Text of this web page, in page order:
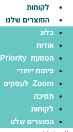
לקוחות
המוצרים שלנו
בלוג
אודות
הטמעת Priority
פיתוח ייחודי
Zoom לעסקים
תמיכה
לקוחות
המוצרים שלנו